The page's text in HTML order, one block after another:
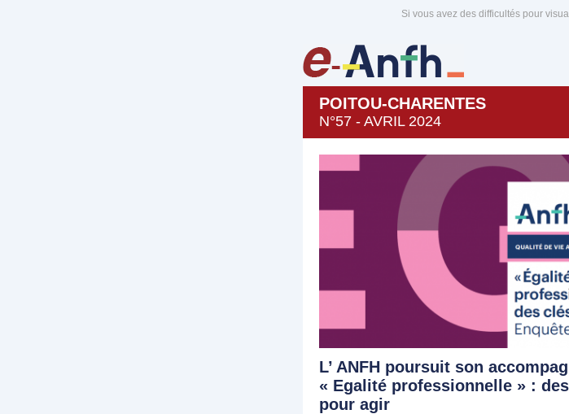
Si vous avez des difficultés pour
POITOU-CHARENTES
N°57 - AVRIL 2024
L’ ANFH poursuit son
« Egalité professionnelle » :
pour agir